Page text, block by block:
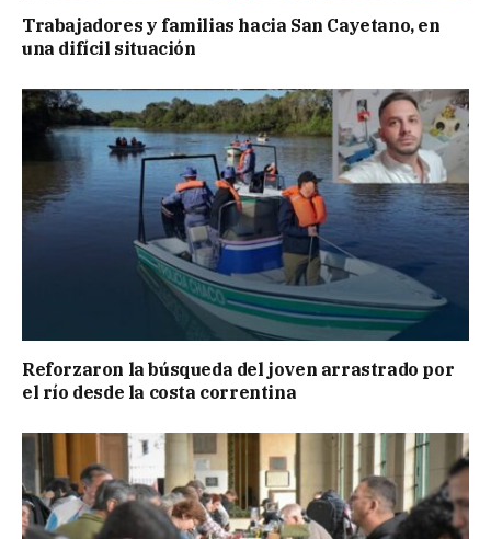
Trabajadores y familias hacia San Cayetano, en
una difícil situación
Reforzaron la búsqueda del joven arrastrado por
el río desde la costa correntina